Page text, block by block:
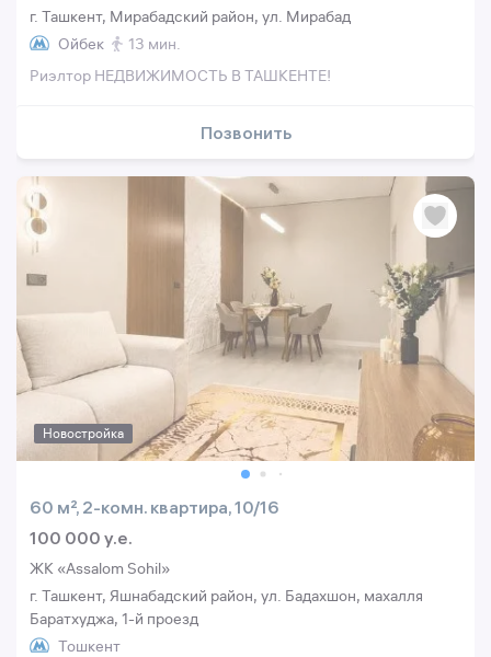
г. Ташкент, Мирабадский район, ул. Мирабад
Ойбек
13 мин.
Риэлтор НЕДВИЖИМОСТЬ В ТАШКЕНТЕ!
Позвонить
Новостройка
60 м², 2-комн. квартира, 10/16
100 000 y.e.
ЖК «Assalom Sohil»
г. Ташкент, Яшнабадский район, ул. Бадахшон, махалля
Баратхуджа, 1-й проезд
Тошкент